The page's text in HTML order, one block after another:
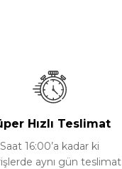
Hızlı Teslimat
Saat 16:00’a kadar ki
aynı gün teslimat